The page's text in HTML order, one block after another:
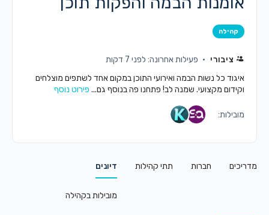
קהילה
ציבורי
פעילות אחרונה: לפני 7 דקות
איגוד כל נשות הבמה ואירועי התוכן במקום אחד לשתפים מוצלחים
וקידום מקצועי. שמנה לב! פתחנו פה בנוסף גם...פירוט נוסף
מובילות:
מדריכים חברות תתי קהילות דיונים
מובילות בקהילה